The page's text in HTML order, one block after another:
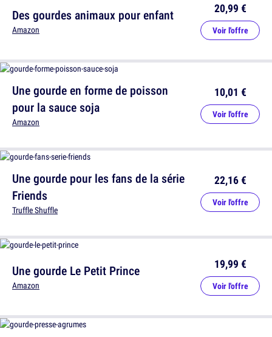
Des gourdes animaux pour enfant
Amazon
20,99 €
Voir l'offre
Une gourde pour les fans de la série
Friends
Truffle Shuffle
22,16 €
Voir l'offre
Une gourde en forme de poisson
pour la sauce soja
Amazon
10,01 €
Voir l'offre
Une gourde Le Petit Prince
Amazon
19,99 €
Voir l'offre